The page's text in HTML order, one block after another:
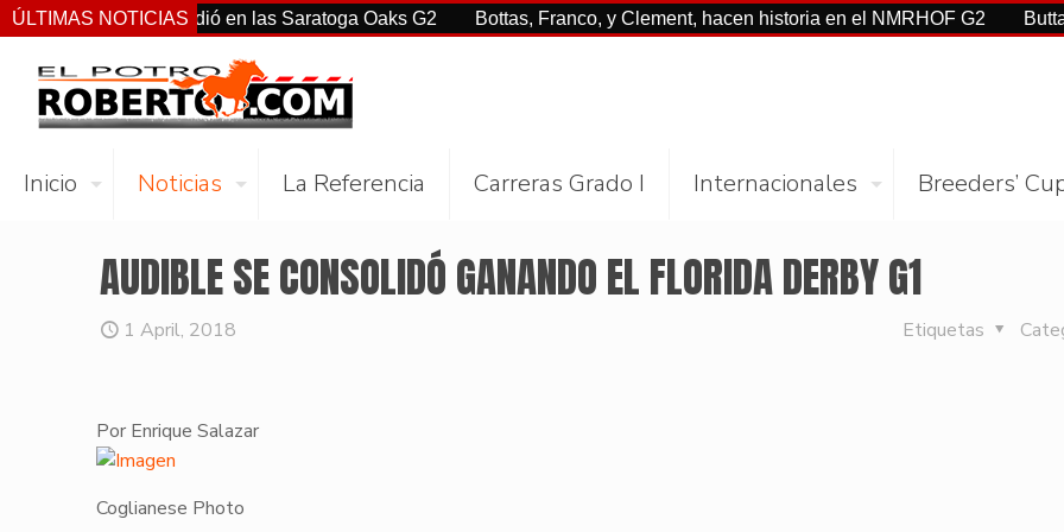
ÚLTIMAS NOTICIAS
Jr. sorprendió en las Saratoga Oaks G2 Bottas, Franco, y Clement, hacen historia en el NMRHOF G2 Buttah con
Inicio Noticias La Referencia Carreras Grado I Internacionales Breeders’
AUDIBLE SE CONSOLIDÓ GANANDO EL FLORIDA DERBY G1
1 April, 2018 Etiquetas
Por Enrique Salazar
Coglianese Photo